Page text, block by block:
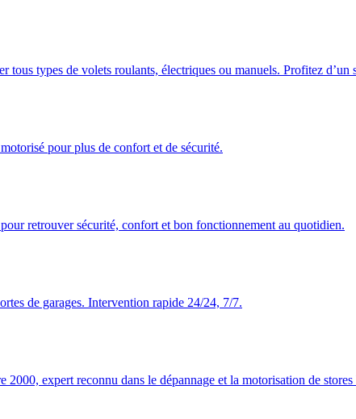
tous types de volets roulants, électriques ou manuels. Profitez
pour plus de confort et de sécurité.
retrouver sécurité, confort et bon fonctionnement au quotidien.
de garages. Intervention rapide 24/24, 7/7.
2000, expert reconnu dans le dépannage et la motorisation de stores